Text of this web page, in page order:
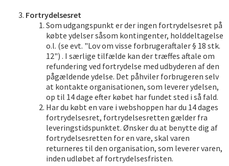
Fortrydelsesret
Som udgangspunkt er der ingen fortrydelsesret på
købte ydelser såsom kontingenter, holddeltagelse
o.l. (se evt. "Lov om visse forbrugeraftaler § 18 stk.
12") . I særlige tilfælde kan der træffes aftale om
refundering ved fortrydelse med udbyderen af den
pågældende ydelse. Det påhviler forbrugeren selv
at kontakte organisationen, som leverer ydelsen,
op til 14 dage efter købet har fundet sted i så fald.
Har du købt en vare i webshoppen har du 14 dages
fortrydelsesret, fortrydelsesretten gælder fra
leveringstidspunktet. Ønsker du at benytte dig af
fortrydelsesretten for en vare, skal varen
returneres til den organisation, som leverer varen,
inden udløbet af fortrydelsesfristen.